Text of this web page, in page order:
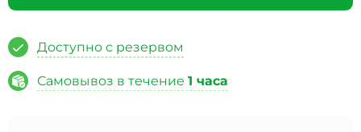
Доступно с резервом
Самовывоз в течение 1 часа